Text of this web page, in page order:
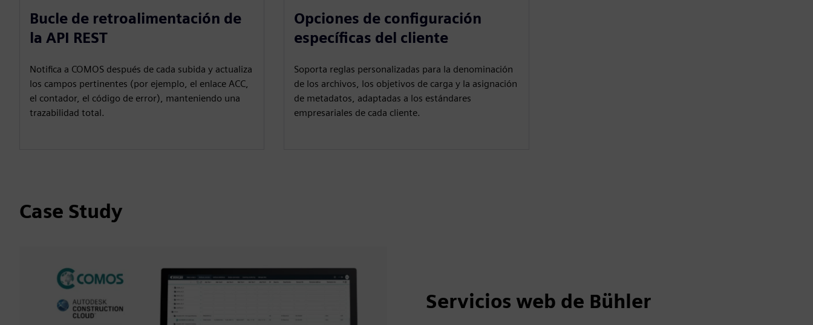
Bucle de retroalimentación de
la API REST
Notifica a COMOS después de cada subida y actualiza
los campos pertinentes (por ejemplo, el enlace ACC,
el contador, el código de error), manteniendo una
trazabilidad total.
Opciones de configuración
específicas del cliente
Soporta reglas personalizadas para la denominación
de los archivos, los objetivos de carga y la asignación
de metadatos, adaptadas a los estándares
empresariales de cada cliente.
Case Study
Servicios web de Bühler